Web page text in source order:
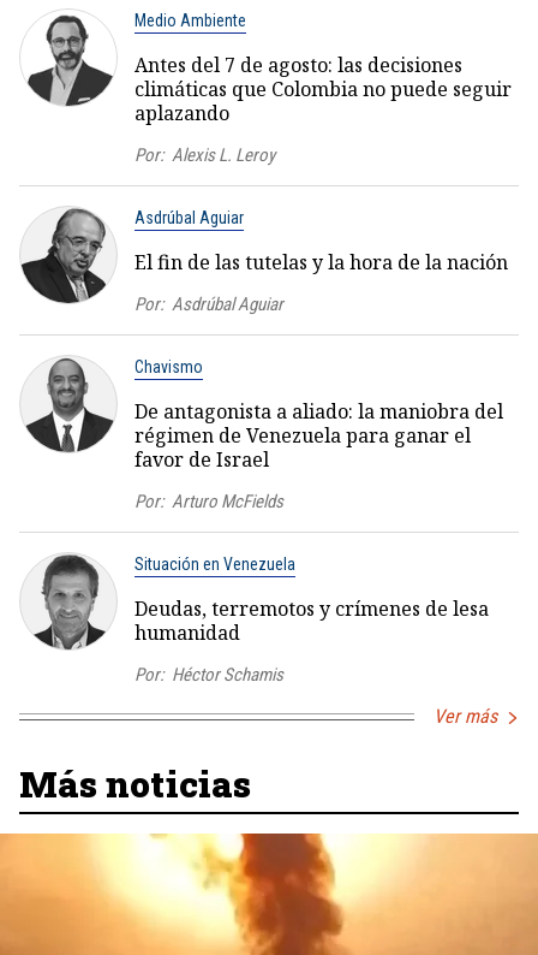
Medio Ambiente
Antes del 7 de agosto: las decisiones
climáticas que Colombia no puede seguir
aplazando
Por: Alexis L. Leroy
Asdrúbal Aguiar
El fin de las tutelas y la hora de la nación
Por: Asdrúbal Aguiar
Chavismo
De antagonista a aliado: la maniobra del
régimen de Venezuela para ganar el
favor de Israel
Por: Arturo McFields
Situación en Venezuela
Deudas, terremotos y crímenes de lesa
humanidad
Por: Héctor Schamis
Ver más
Más noticias